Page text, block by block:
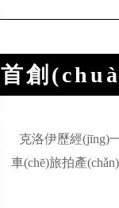
首創
克洛伊歷經(jīng)
車(chē)旅拍產(chǎn)